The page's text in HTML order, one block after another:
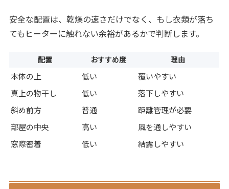
安全な配置は、乾燥の速さだけでなく、もし衣類が落ち
てもヒーターに触れない余裕があるかで判断します。
配置 おすすめ度 理由
本体の上 低い
覆いやすい
真上の物干し
低い
落下しやすい
斜め前方
普通
距離管理が必要
部屋の中央
高い
風を通しやすい
窓際密着
低い 結露しやすい